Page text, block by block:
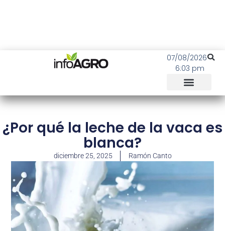
07/08/2026
6:03 pm
¿Por qué la leche de la vaca es
blanca?
diciembre 25, 2025 Ramón Canto